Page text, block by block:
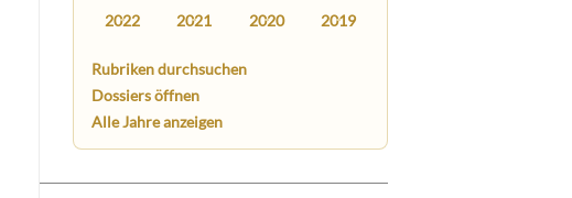
2022 2021 2020 2019
Rubriken durchsuchen
Dossiers öffnen
Alle Jahre anzeigen